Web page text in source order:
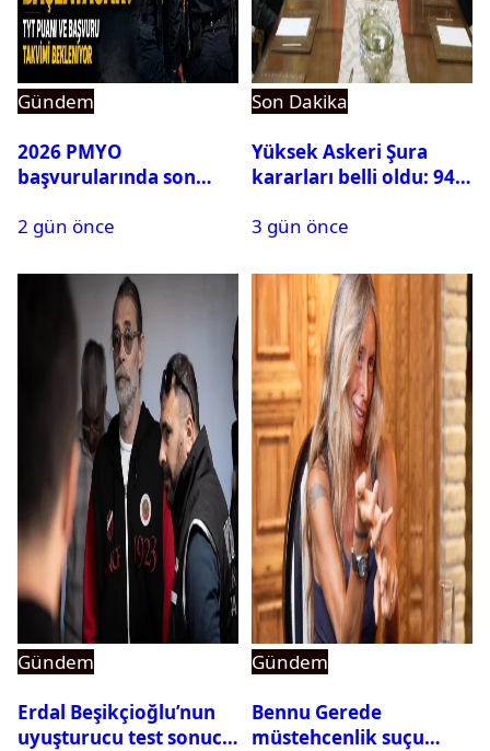
Gündem
2026 PMYO
başvurularında son
2 gün önce
Son Dakika
Yüksek Askeri Şura
kararları belli oldu: 94
3 gün önce
Gündem
Erdal Beşikçioğlu’nun
uyuşturucu test sonucu
Gündem
Bennu Gerede
müstehcenlik suçu